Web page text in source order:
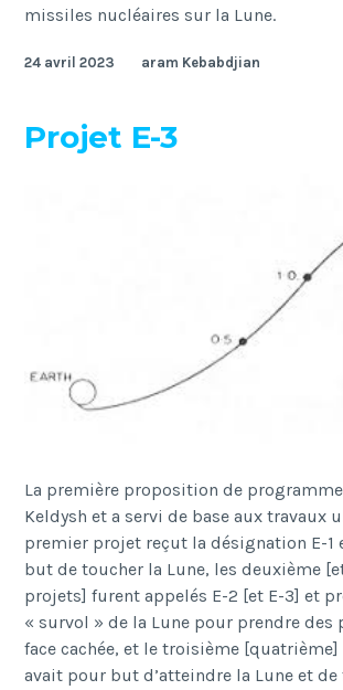
missiles nucléaires sur la Lune.
24 avril 2023 aram Kebabdjian
Projet E-3
La première proposition de
Keldysh et a servi de base aux travaux
premier projet reçut la désignation E-1
but de toucher la Lune, les deuxième
projets] furent appelés E-2 [et E-3] et
« survol » de la Lune pour prendre des
face cachée, et le troisième [quatrième]
avait pour but d’atteindre la Lune et